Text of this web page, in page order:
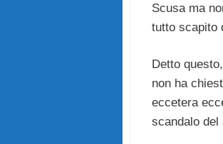
Scusa ma
tutto scapito
Detto
non ha
eccetera
scandalo del